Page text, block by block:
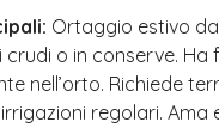
Ortaggio estivo
o in conserve. Ha
nell’orto. Richiede
regolari.